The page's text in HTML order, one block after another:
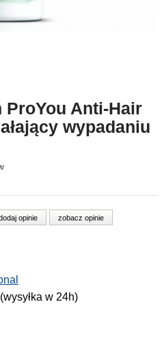
ProYou Anti-Hair
wypadaniu
opinie zobacz opinie
w 24h)